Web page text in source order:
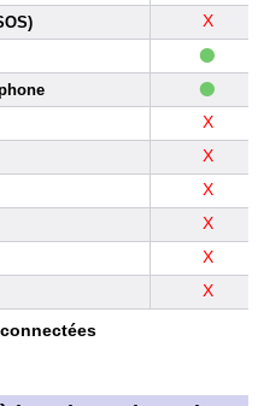
X
•
•
X
X
X
X
X
X